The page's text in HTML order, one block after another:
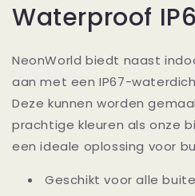
Waterproof
NeonWorld biedt naast
aan met een IP67-
Deze kunnen worden
prachtige kleuren als onze
een ideale oplossing voor
Geschikt voor alle